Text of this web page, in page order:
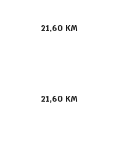
21,60 KM
21,60 KM